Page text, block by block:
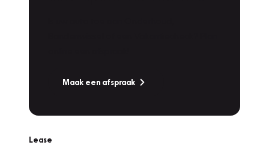
Maak een afspraak
Lease